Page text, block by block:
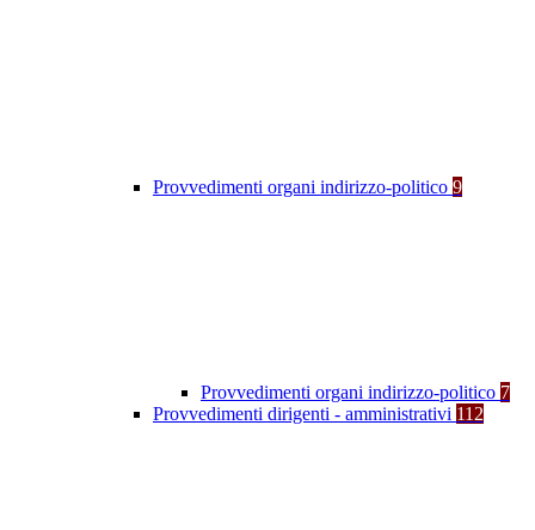
Provvedimenti organi indirizzo-politico 9
Provvedimenti organi indirizzo-politico 7
Provvedimenti dirigenti - amministrativi 112